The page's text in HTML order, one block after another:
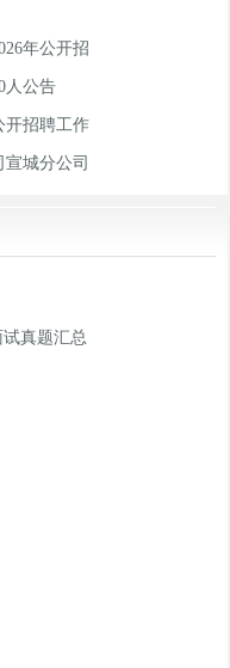
年公开招
人公告
开招聘工作
城分公司
试真题汇总